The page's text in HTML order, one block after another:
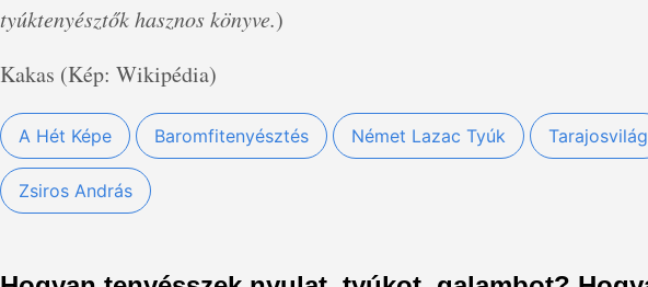
tyúktenyésztők hasznos könyve.)
Kakas (Kép: Wikipédia)
A Hét Képe Baromfitenyésztés Német Lazac Tyúk Tarajosvilág
Zsiros András